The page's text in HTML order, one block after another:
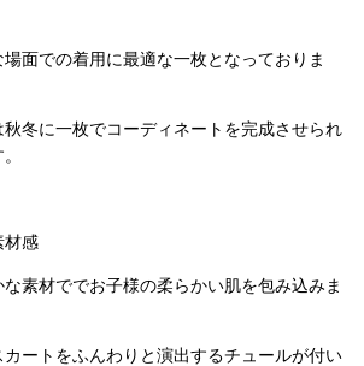
面での着用に最適な一枚となっておりま
秋冬に一枚でコーディネートを完成させられ
材感
素材ででお子様の柔らかい肌を包み込みま
ートをふんわりと演出するチュールが付い